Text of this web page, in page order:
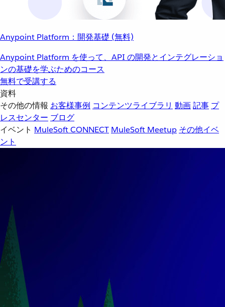
Anypoint Platform：開発基礎 (無料)
Anypoint Platform を使って、API の開発とインテグレーショ
ンの基礎を学ぶためのコース
無料で受講する
資料
その他の情報 お客様事例 コンテンツライブラリ 動画記事 プ
レスセンター ブログ
イベント MuleSoft CONNECT MuleSoft Meetup その他イベ
ント